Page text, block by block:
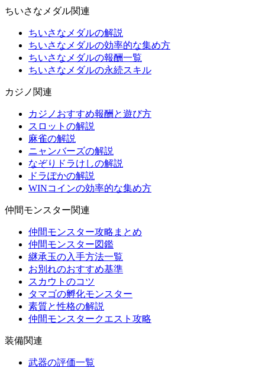
ちいさなメダル関連
ちいさなメダルの解説
ちいさなメダルの効率的な集め方
ちいさなメダルの報酬一覧
ちいさなメダルの永続スキル
カジノ関連
カジノおすすめ報酬と遊び方
スロットの解説
麻雀の解説
ニャンバーズの解説
なぞりドラけしの解説
ドラぽかの解説
WINコインの効率的な集め方
仲間モンスター関連
仲間モンスター攻略まとめ
仲間モンスター図鑑
継承玉の入手方法一覧
お別れのおすすめ基準
スカウトのコツ
タマゴの孵化モンスター
素質と性格の解説
仲間モンスタークエスト攻略
装備関連
武器の評価一覧